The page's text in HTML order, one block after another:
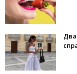
Два